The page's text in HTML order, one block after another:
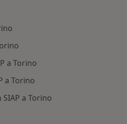
a Torino
a Torino
a Torino